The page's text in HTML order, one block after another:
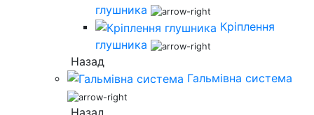
глушника
Кріплення
глушника
Назад
Гальмівна система